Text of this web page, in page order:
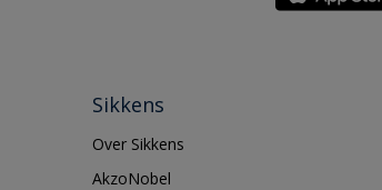
Sikkens
Over Sikkens
AkzoNobel